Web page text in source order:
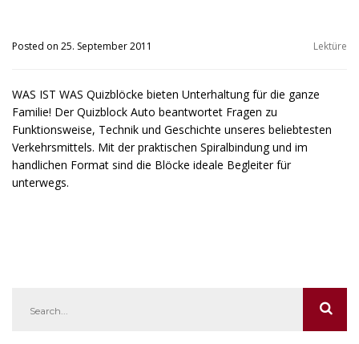
Posted on 25. September 2011 Lektüre
WAS IST WAS Quizblöcke bieten Unterhaltung für die ganze
Familie! Der Quizblock Auto beantwortet Fragen zu
Funktionsweise, Technik und Geschichte unseres beliebtesten
Verkehrsmittels. Mit der praktischen Spiralbindung und im
handlichen Format sind die Blöcke ideale Begleiter für
unterwegs.